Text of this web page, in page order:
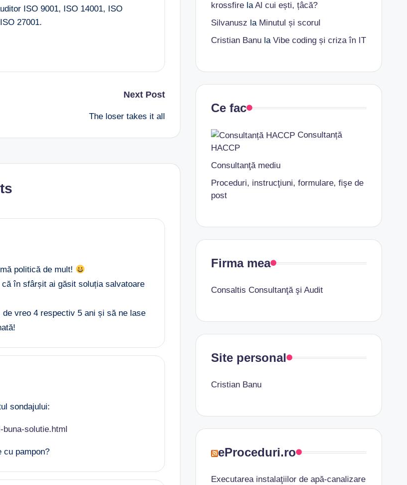
ISO 9001, ISO 14001, ISO
27001.
Next Post
The loser takes it all
politică de mult!
în sfârșit ai găsit soluția salvatoare
de vreo 4 respectiv 5 ani și să ne lase
sondajului:
buna-solutie.html
cu pampon?
krossfirelaAl cui ești, țâcă?
Silvanusz la Minutul și scorul
Cristian Banula Vibe coding și criza în IT
Ce fac
Consultanță
HACCP
Consultanţă mediu
Proceduri, instrucţiuni, formulare, fişe de
post
Firma mea
Consaltis Consultanţă şi Audit
Site personal
Cristian Banu
eProceduri.ro
Executarea instalaţiilor de apă-canalizare